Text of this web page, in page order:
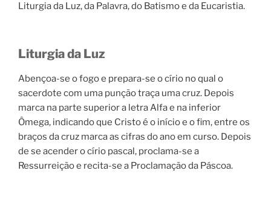
Liturgia da Luz, da Palavra, do Batismo e da Eucaristia.
Liturgia da Luz
Abençoa-se o fogo e prepara-se o círio no qual o
sacerdote com uma punção traça uma cruz. Depois
marca na parte superior a letra Alfa e na inferior
Ômega, indicando que Cristo é o início e o fim, entre os
braços da cruz marca as cifras do ano em curso. Depois
de se acender o círio pascal, proclama-se a
Ressurreição e recita-se a Proclamação da Páscoa.